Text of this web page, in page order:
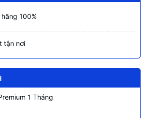
45
DMSS
100%
tận nơi
1 Tháng